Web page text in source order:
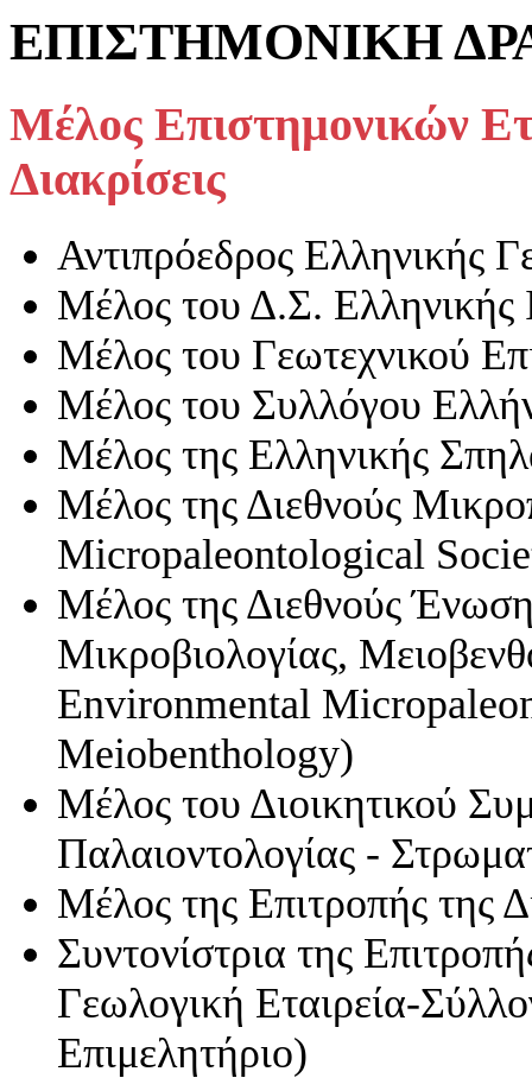
ΕΠΙΣΤΗΜΟΝΙΚΗ
Μέλος Επιστημονικών
Διακρίσεις
Αντιπρόεδρος Ελληνικής
Μέλος του Δ.Σ. Ελληνικής
Μέλος του Γεωτεχνικού
Μέλος του Συλλόγου
Μέλος της Ελληνικής
Μέλος της Διεθνούς
Micropaleontological
Μέλος της Διεθνούς
Μικροβιολογίας,
Environmental
Meiobenthology)
Μέλος του Διοικητικού
Παλαιοντολογίας -
Μέλος της Επιτροπής της
Συντονίστρια της
Γεωλογική Εταιρεία-
Επιμελητήριο)